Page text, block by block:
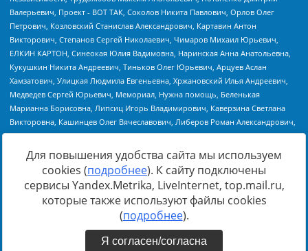
https://minjust.gov.ru/uploaded/files/reestr-
inostrannyih-agentov-22-03-2024.pdfданные на22.03.2024
Для повышения удобства сайта мы используем
cookies (подробнее). К сайту подключены
сервисы Yandex.Metrika, LiveInternet, top.mail.ru,
которые также используют файлы cookies
(подробнее).
Я согласен/согласна